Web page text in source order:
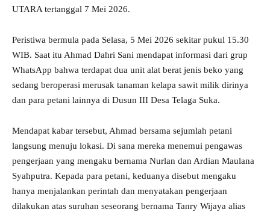
UTARA tertanggal 7 Mei 2026.
Peristiwa bermula pada Selasa, 5 Mei 2026 sekitar pukul 15.30
WIB. Saat itu Ahmad Dahri Sani mendapat informasi dari grup
WhatsApp bahwa terdapat dua unit alat berat jenis beko yang
sedang beroperasi merusak tanaman kelapa sawit milik dirinya
dan para petani lainnya di Dusun III Desa Telaga Suka.
Mendapat kabar tersebut, Ahmad bersama sejumlah petani
langsung menuju lokasi. Di sana mereka menemui pengawas
pengerjaan yang mengaku bernama Nurlan dan Ardian Maulana
Syahputra. Kepada para petani, keduanya disebut mengaku
hanya menjalankan perintah dan menyatakan pengerjaan
dilakukan atas suruhan seseorang bernama Tanry Wijaya alias